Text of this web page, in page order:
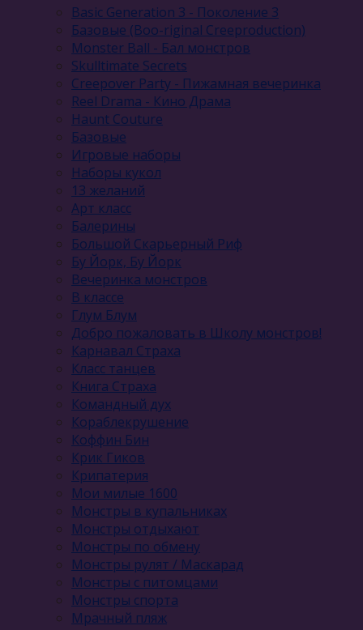
Basic Generation 3 - Поколение 3
Базовые (Boo-riginal Creeproduction)
Monster Ball - Бал монстров
Skulltimate Secrets
Creepover Party - Пижамная вечеринка
Reel Drama - Кино Драма
Haunt Couture
Базовые
Игровые наборы
Наборы кукол
13 желаний
Арт класс
Балерины
Большой Скарьерный Риф
Бу Йорк, Бу Йорк
Вечеринка монстров
В классе
Глум Блум
Добро пожаловать в Школу монстров!
Карнавал Cтраха
Класс танцев
Книга Страха
Командный дух
Кораблекрушение
Коффин Бин
Крик Гиков
Крипатерия
Мои милые 1600
Монстры в купальниках
Монстры отдыхают
Монстры по обмену
Монстры рулят / Маскарад
Монстры с питомцами
Монстры спорта
Мрачный пляж